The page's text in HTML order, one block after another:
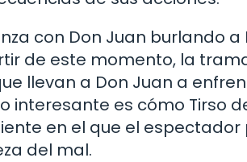
con Don Juan burlando
de este momento, la
llevan a Don Juan a
interesante es cómo Tirso
en el que el
del mal.